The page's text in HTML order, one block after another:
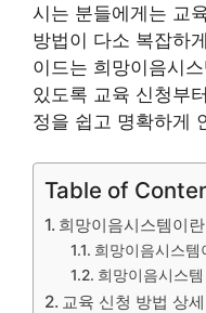
시는 분들에게는 교
방법이 다소 복잡하
이드는 희망이음시
있도록 교육 신청부
정을 쉽고 명확하게
Table of
희망이음시스템이
희망이음시스템
희망이음시스
교육 신청 방법 상